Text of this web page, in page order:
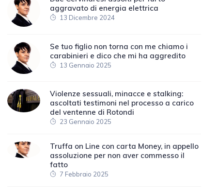
aggravato di energia elettrica
13 Dicembre 2024
Se tuo figlio non torna con me chiamo i
carabinieri e dico che mi ha aggredito
13 Gennaio 2025
Violenze sessuali, minacce e stalking:
ascoltati testimoni nel processo a carico
del ventenne di Rotondi
23 Gennaio 2025
Truffa on Line con carta Money, in appello
assoluzione per non aver commesso il
fatto
7 Febbraio 2025